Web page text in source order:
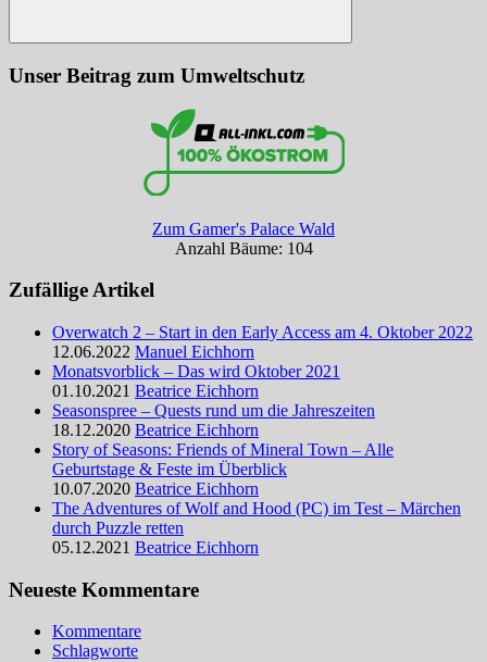
Suchen
Unser Beitrag zum Umweltschutz
Zum Gamer's Palace Wald
Anzahl Bäume: 104
Zufällige Artikel
Overwatch 2 – Start in den Early Access am 4. Oktober 2022
12.06.2022 Manuel Eichhorn
Monatsvorblick – Das wird Oktober 2021
01.10.2021 Beatrice Eichhorn
Seasonspree – Quests rund um die Jahreszeiten
18.12.2020 Beatrice Eichhorn
Story of Seasons: Friends of Mineral Town – Alle
Geburtstage & Feste im Überblick
10.07.2020 Beatrice Eichhorn
The Adventures of Wolf and Hood (PC) im Test – Märchen
durch Puzzle retten
05.12.2021 Beatrice Eichhorn
Neueste Kommentare
Kommentare
Schlagworte